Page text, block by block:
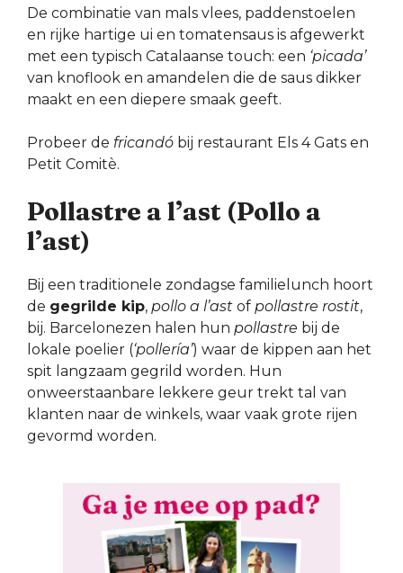
De combinatie van mals vlees, paddenstoelen
en rijke hartige ui en tomatensaus is afgewerkt
met een typisch Catalaanse touch: een ‘picada’
van knoflook en amandelen die de saus dikker
maakt en een diepere smaak geeft.
Probeer de fricandó bij restaurant Els 4 Gats en
Petit Comitè.
Pollastre a l’ast (Pollo a
l’ast)
Bij een traditionele zondagse familielunch hoort
de gegrilde kip, pollo a l’ast of pollastre rostit,
bij. Barcelonezen halen hun pollastre bij de
lokale poelier (‘pollería’) waar de kippen aan het
spit langzaam gegrild worden. Hun
onweerstaanbare lekkere geur trekt tal van
klanten naar de winkels, waar vaak grote rijen
gevormd worden.